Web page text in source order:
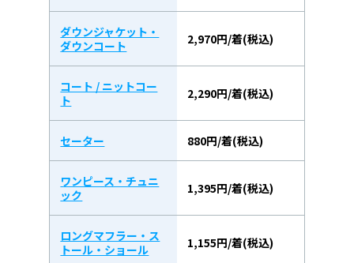
ダウンジャケット・
ダウンコート
2,970円/着(税込)
コート / ニットコー
ト
2,290円/着(税込)
セーター 880円/着(税込)
ワンピース・チュニ
ック
1,395円/着(税込)
ロングマフラー・ス
トール・ショール
1,155円/着(税込)